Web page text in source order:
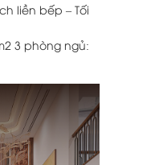
liền bếp – Tối
3 phòng ngủ: